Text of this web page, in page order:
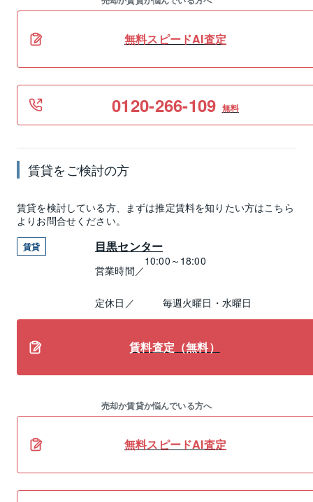
無料スピードAI査定
0120-266-109 無料
賃貸をご検討の方
賃貸を検討している方、まずは推定賃料を知りたい方はこちら
よりお問合せください。
賃貸 目黒センター
営業時間／
10:00～18:00
定休日／ 毎週火曜日・水曜日
賃料査定（無料）
売却か賃貸か悩んでいる方へ
無料スピードAI査定